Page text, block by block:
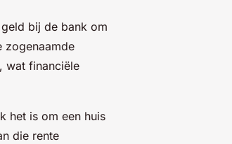
bij de bank om
zogenaamde
wat financiële
het is om een huis
die rente